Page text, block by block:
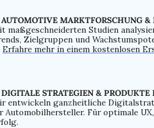
MARKTFORSCHUNG &
maßgeschneiderten Studien
Zielgruppen und
Erfahre mehr in einem kostenlosen
STRATEGIEN & PRODUKTE
entwickeln ganzheitliche
Automobilhersteller. Für optimale